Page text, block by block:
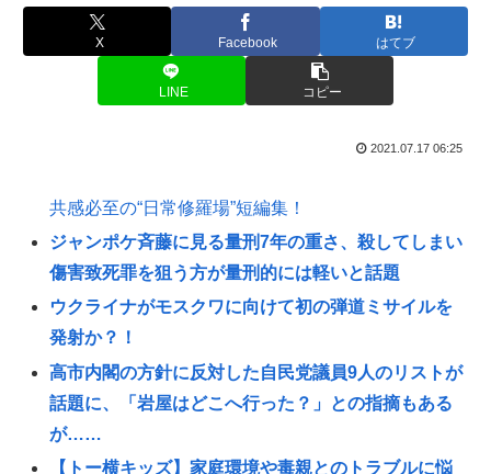
X Facebook はてブ
LINE コピー
2021.07.17 06:25
共感必至の“日常修羅場”短編集！
ジャンポケ斉藤に見る量刑7年の重さ、殺してしまい
傷害致死罪を狙う方が量刑的には軽いと話題
ウクライナがモスクワに向けて初の弾道ミサイルを
発射か？！
高市内閣の方針に反対した自民党議員9人のリストが
話題に、「岩屋はどこへ行った？」との指摘もある
が……
【トー横キッズ】家庭環境や毒親とのトラブルに悩